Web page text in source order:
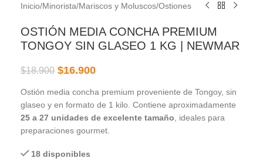
Inicio/Minorista/Mariscos y Moluscos/Ostiones
OSTIÓN MEDIA CONCHA PREMIUM
TONGOY SIN GLASEO 1 KG | NEWMAR
$18.900 $16.900
Ostión media concha premium proveniente de Tongoy, sin
glaseo y en formato de 1 kilo. Contiene aproximadamente
25 a 27 unidades de excelente tamaño , ideales para
preparaciones gourmet.
18 disponibles